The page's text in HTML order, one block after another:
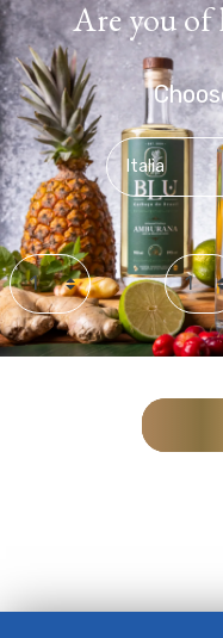
Are you of
Day Month